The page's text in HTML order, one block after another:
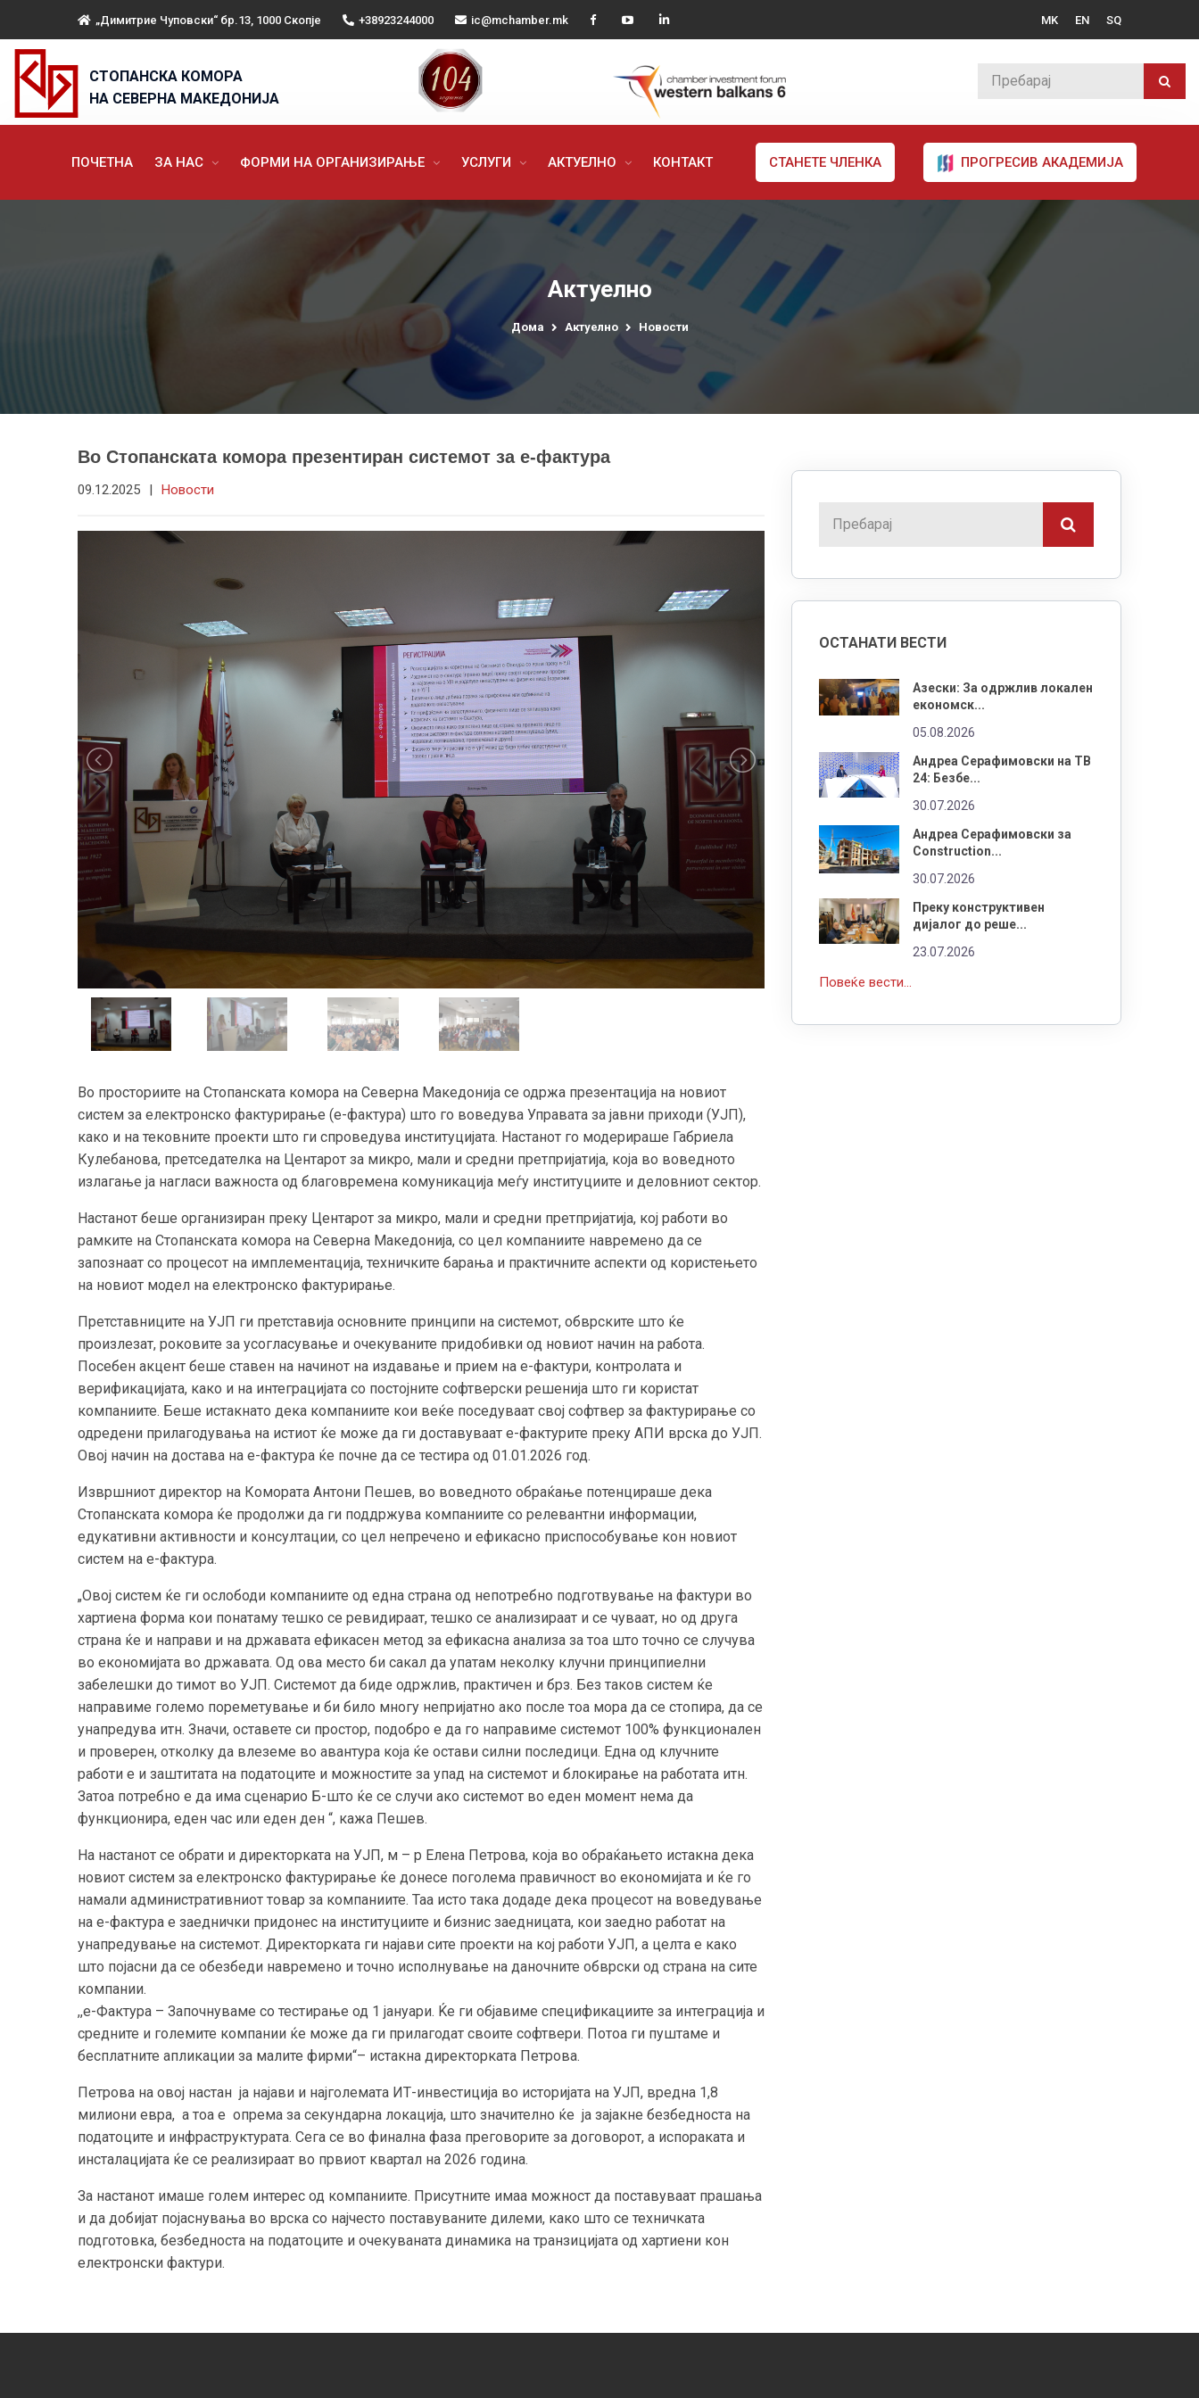
„Димитрие Чуповски“ бр.13, 1000 Скопје +38923244000 ic@mchamber.mk MK EN SQ
СТОПАНСКА КОМОРА
НА СЕВЕРНА МАКЕДОНИЈА
ПОЧЕТНА ЗА НАС ФОРМИ НА ОРГАНИЗИРАЊЕ УСЛУГИ АКТУЕЛНО КОНТАКТ СТАНЕТЕ ЧЛЕНКА ПРОГРЕСИВ АКАДЕМИЈА
Актуелно
Дома Актуелно Новости
Во Стопанската комора презентиран системот за е-фактура
09.12.2025 | Новости
Во просториите на Стопанската комора на Северна Македонија се одржа презентација на новиот
систем за електронско фактурирање (е-фактура) што го воведува Управата за јавни приходи (УЈП),
како и на тековните проекти што ги спроведува институцијата. Настанот го модерираше Габриела
Кулебанова, претседателка на Центарот за микро, мали и средни претпријатија, која во воведното
излагање ја нагласи важноста од благовремена комуникација меѓу институциите и деловниот сектор.
Настанот беше организиран преку Центарот за микро, мали и средни претпријатија, кој работи во
рамките на Стопанската комора на Северна Македонија, со цел компаниите навремено да се
запознаат со процесот на имплементација, техничките барања и практичните аспекти од користењето
на новиот модел на електронско фактурирање.
Претставниците на УЈП ги претставија основните принципи на системот, обврските што ќе
произлезат, роковите за усогласување и очекуваните придобивки од новиот начин на работа.
Посебен акцент беше ставен на начинот на издавање и прием на е-фактури, контролата и
верификацијата, како и на интеграцијата со постојните софтверски решенија што ги користат
компаниите. Беше истакнато дека компаниите кои веќе поседуваат свој софтвер за фактурирање со
одредени прилагодувања на истиот ќе може да ги доставуваат е-фактурите преку АПИ врска до УЈП.
Овој начин на достава на е-фактура ќе почне да се тестира од 01.01.2026 год.
Извршниот директор на Комората Антони Пешев, во воведното обраќање потенцираше дека
Стопанската комора ќе продолжи да ги поддржува компаниите со релевантни информации,
едукативни активности и консултации, со цел непречено и ефикасно приспособување кон новиот
систем на е-фактура.
„Овој систем ќе ги ослободи компаниите од една страна од непотребно подготвување на фактури во
хартиена форма кои понатаму тешко се ревидираат, тешко се анализираат и се чуваат, но од друга
страна ќе и направи и на државата ефикасен метод за ефикасна анализа за тоа што точно се случува
во економијата во државата. Од ова место би сакал да упатам неколку клучни принципиелни
забелешки до тимот во УЈП. Системот да биде одржлив, практичен и брз. Без таков систем ќе
направиме големо пореметување и би било многу непријатно ако после тоа мора да се стопира, да се
унапредува итн. Значи, оставете си простор, подобро е да го направиме системот 100% функционален
и проверен, отколку да влеземе во авантура која ќе остави силни последици. Една од клучните
работи е и заштитата на податоците и можностите за упад на системот и блокирање на работата итн.
Затоа потребно е да има сценарио Б-што ќе се случи ако системот во еден момент нема да
функционира, еден час или еден ден “, кажа Пешев.
На настанот се обрати и директорката на УЈП, м – р Елена Петрова, која во обраќањето истакна дека
новиот систем за електронско фактурирање ќе донесе поголема правичност во економијата и ќе го
намали административниот товар за компаниите. Таа исто така додаде дека процесот на воведување
на е-фактура е заеднички придонес на институциите и бизнис заедницата, кои заедно работат на
унапредување на системот. Директорката ги најави сите проекти на кој работи УЈП, а целта е како
што појасни да се обезбеди навремено и точно исполнување на даночните обврски од страна на сите
компании.
,,е-Фактура – Започнуваме со тестирање од 1 јануари. Ќе ги објавиме спецификациите за интеграција и
средните и големите компании ќе може да ги прилагодат своите софтвери. Потоа ги пуштаме и
бесплатните апликации за малите фирми“– истакна директорката Петрова.
Петрова на овој настан ја најави и најголемата ИТ-инвестиција во историјата на УЈП, вредна 1,8
милиони евра, а тоа е опрема за секундарна локација, што значително ќе ја зајакне безбедноста на
податоците и инфраструктурата. Сега се во финална фаза преговорите за договорот, а испораката и
инсталацијата ќе се реализираат во првиот квартал на 2026 година.
За настанот имаше голем интерес од компаниите. Присутните имаа можност да поставуваат прашања
и да добијат појаснувања во врска со најчесто поставуваните дилеми, како што се техничката
подготовка, безбедноста на податоците и очекуваната динамика на транзицијата од хартиени кон
електронски фактури.
ОСТАНАТИ ВЕСТИ
Азески: За одржлив локален
економск...
05.08.2026
Андреа Серафимовски на ТВ
24: Безбе...
30.07.2026
Андреа Серафимовски за
Construction...
30.07.2026
Преку конструктивен
дијалог до реше...
23.07.2026
Повеќе вести...